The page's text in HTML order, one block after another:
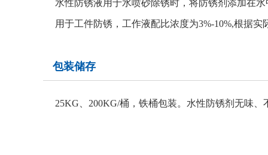
水性防锈液用于水喷砂除锈时，将防锈剂添加在
用于工件防锈，工作液配比浓度为3%-10%,根据
包装储存
25KG、200KG/桶，铁桶包装。水性防锈剂无味